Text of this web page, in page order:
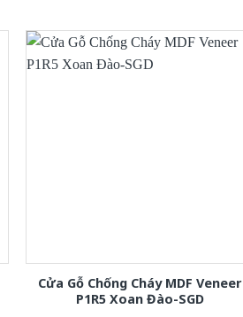
Cửa Gỗ Chống Cháy MDF Veneer
P1R5 Xoan Đào-SGD